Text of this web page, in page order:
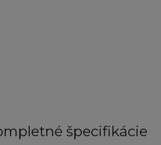
špecifikácie